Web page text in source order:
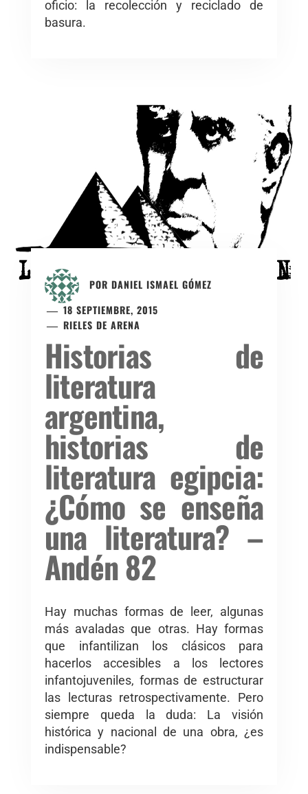
oficio: la recolección y reciclado de
basura.
POR DANIEL ISMAEL GÓMEZ
18 SEPTIEMBRE, 2015
RIELES DE ARENA
Historias de
literatura
argentina,
historias de
literatura egipcia:
¿Cómo se enseña
una literatura? –
Andén 82
Hay muchas formas de leer, algunas
más avaladas que otras. Hay formas
que infantilizan los clásicos para
hacerlos accesibles a los lectores
infantojuveniles, formas de estructurar
las lecturas retrospectivamente. Pero
siempre queda la duda: La visión
histórica y nacional de una obra, ¿es
indispensable?